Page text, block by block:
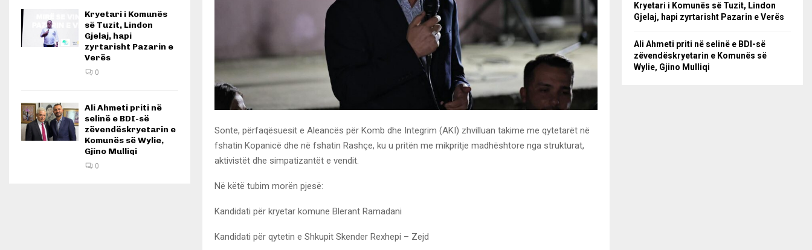
Sonte, përfaqësuesit e Aleancës për Komb dhe Integrim (AKI) zhvilluan takime me qytetarët në
fshatin Kopanicë dhe në fshatin Rashçe, ku u pritën me mikpritje madhështore nga strukturat,
aktivistët dhe simpatizantët e vendit.
Në këtë tubim morën pjesë:
Kandidati për kryetar komune Blerant Ramadani
Kandidati për qytetin e Shkupit Skender Rexhepi – Zejd
Kryetari i Komunës
së Tuzit, Lindon
Gjelaj, hapi
zyrtarisht Pazarin e
Verës
0
Ali Ahmeti priti në
selinë e BDI-së
zëvendëskryetarin e
Komunës së Wylie,
Gjino Mulliqi
0
Kryetari i Komunës së Tuzit, Lindon
Gjelaj, hapi zyrtarisht Pazarin e Verës
Ali Ahmeti priti në selinë e BDI-së
zëvendëskryetarin e Komunës së
Wylie, Gjino Mulliqi